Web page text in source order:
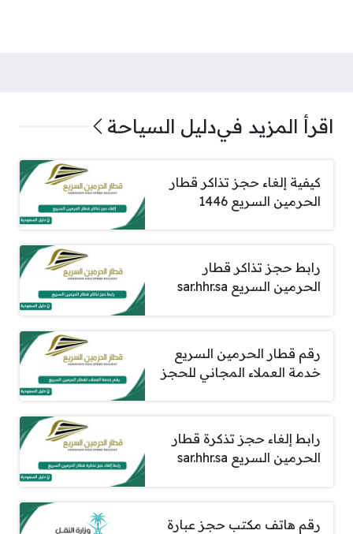
اقرأ المزيد فيدليل السياحة
كيفية إلغاء حجز تذاكر قطار
الحرمين السريع 1446
رابط حجز تذاكر قطار
الحرمين السريع sar.hhr.sa
رقم قطار الحرمين السريع
خدمة العملاء المجاني للحجز
رابط إلغاء حجز تذكرة قطار
الحرمين السريع sar.hhr.sa
رقم هاتف مكتب حجز عبارة